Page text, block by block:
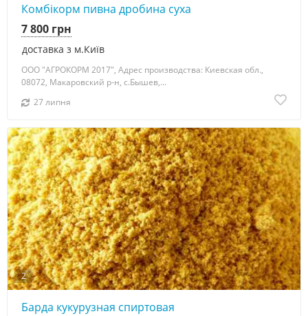
Комбікорм пивна дробина суха
доставка з м.Київ
7 800 грн
ООО "АГРОКОРМ 2017", Адрес производства: Киевская обл.,
08072, Макаровский р-н, с.Бышев,...
27 липня
2
Барда кукурузная спиртовая